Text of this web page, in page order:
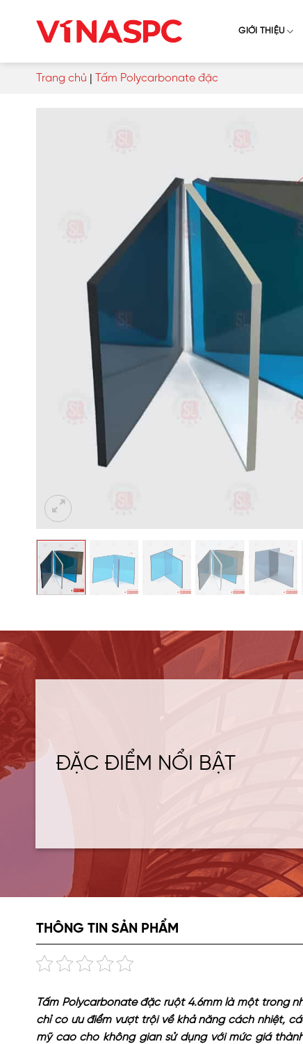
GIỚI THIỆU
Trang chủ | Tấm Polycarbonate đặc
ĐẶC ĐIỂM NỔI BẬT
THÔNG TIN SẢN PHẨM
Tấm Polycarbonate đặc ruột 4.6mm là một trong
chỉ có ưu điểm vượt trội về khả năng cách nhiệt,
mỹ cao cho không gian sử dụng với mức giá